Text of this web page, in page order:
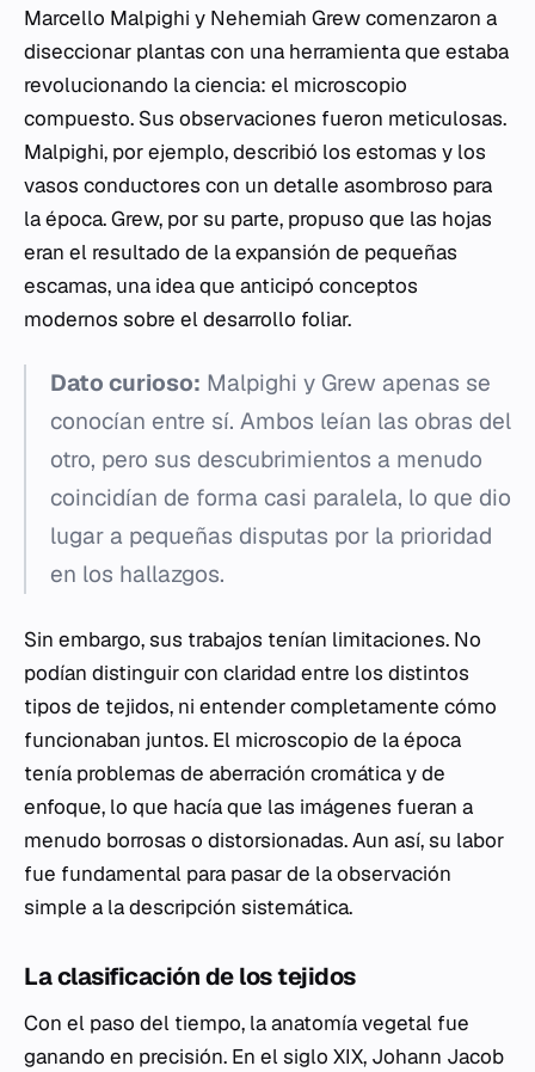
Marcello Malpighi y Nehemiah Grew comenzaron a
diseccionar plantas con una herramienta que estaba
revolucionando la ciencia: el microscopio
compuesto. Sus observaciones fueron meticulosas.
Malpighi, por ejemplo, describió los estomas y los
vasos conductores con un detalle asombroso para
la época. Grew, por su parte, propuso que las hojas
eran el resultado de la expansión de pequeñas
escamas, una idea que anticipó conceptos
modernos sobre el desarrollo foliar.
Dato curioso: Malpighi y Grew apenas se
conocían entre sí. Ambos leían las obras del
otro, pero sus descubrimientos a menudo
coincidían de forma casi paralela, lo que dio
lugar a pequeñas disputas por la prioridad
en los hallazgos.
Sin embargo, sus trabajos tenían limitaciones. No
podían distinguir con claridad entre los distintos
tipos de tejidos, ni entender completamente cómo
funcionaban juntos. El microscopio de la época
tenía problemas de aberración cromática y de
enfoque, lo que hacía que las imágenes fueran a
menudo borrosas o distorsionadas. Aun así, su labor
fue fundamental para pasar de la observación
simple a la descripción sistemática.
La clasificación de los tejidos
Con el paso del tiempo, la anatomía vegetal fue
ganando en precisión. En el siglo XIX, Johann Jacob